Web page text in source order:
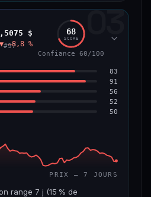
VOLUME 24 H
VAR. 30 J
−22,2 %
RANG CAPI.
#143
69/100
03
#97
$
▼ −8,8 %
68
SCORE
Confiance 60/100
83
91
56
52
50
PRIX — 7 JOURS
range 7 j (15 % de